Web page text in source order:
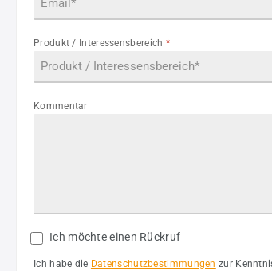
Produkt / Interessensbereich *
Kommentar
Ich möchte einen Rückruf
Ich habe die Datenschutzbestimmungen zur